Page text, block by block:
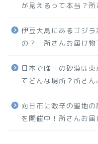
が見えるって本当？
伊豆大島にあるゴジ
の？ 所さんお届け物
日本で唯一の砂漠は
てどんな場所？所さ
向日市に激辛の聖地
を開催中！所さんお届